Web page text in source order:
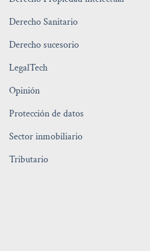
Derecho Sanitario
Derecho sucesorio
LegalTech
Opinión
Protección de datos
Sector inmobiliario
Tributario